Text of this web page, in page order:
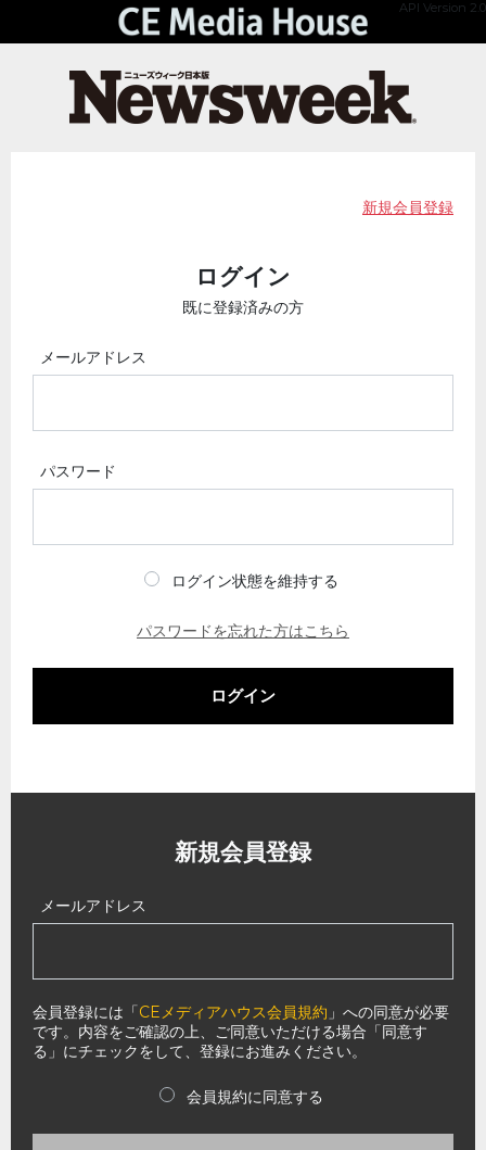
API Version 2.0
新規会員登録
ログイン
既に登録済みの方
メールアドレス
パスワード
ログイン状態を維持する
パスワードを忘れた方はこちら
ログイン
新規会員登録
メールアドレス
会員登録には「CEメディアハウス会員規約 」への同意が必要
です。内容をご確認の上、ご同意いただける場合「同意す
る」にチェックをして、登録にお進みください。
会員規約に同意する